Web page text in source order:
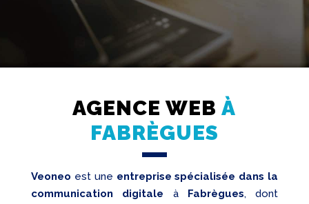
Création
Referencement
Réseaux
sociaux
AGENCE WEBÀ
FABRÈGUES
Veoneo est une entreprise spécialisée dans la
communication digitale à Fabrègues, dont